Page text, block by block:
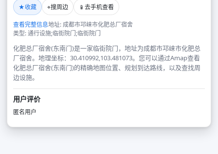
★收藏 ⌖搜周边 📱 去手机查看
查看完整信息地址: 成都市邛崃市化肥总厂宿舍
类型: 通行设施;临街院门;临街院门
化肥总厂宿舍(东南门)是一家临街院门，地址为成都市邛崃市化肥总
厂宿舍。地理坐标：30.410992,103.481073。您可以通过Amap查看
化肥总厂宿舍(东南门)的精确地图位置、规划到达路线，以及查找周
边设施。
用户评价
匿名用户